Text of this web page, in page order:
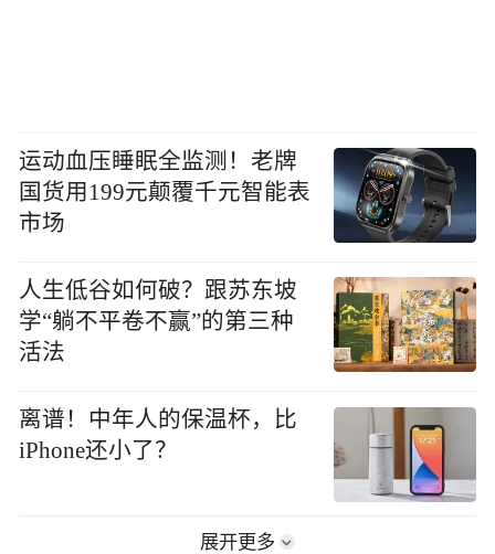
运动血压睡眠全监测！老牌
国货用199元颠覆千元智能表
市场
人生低谷如何破？跟苏东坡
学“躺不平卷不赢”的第三种
活法
离谱！中年人的保温杯，比
iPhone还小了？
展开更多